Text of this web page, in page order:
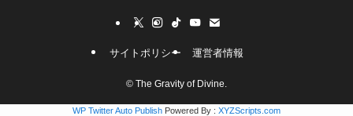
サイトポリシー 運営者情報
© The Gravity of Divine.
WP Twitter Auto Publish Powered By : XYZScripts.com